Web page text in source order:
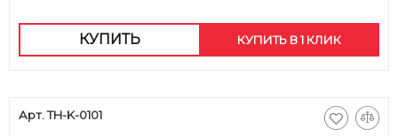
КУПИТЬ КУПИТЬ В 1 КЛИК
Арт. TH-K-0101